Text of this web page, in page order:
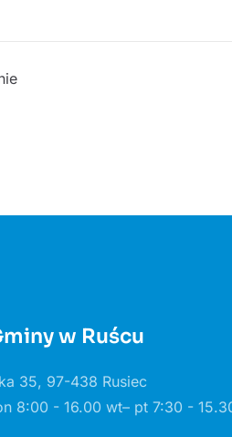
w Ruścu
35, 97-438 Rusiec
8:00 - 16.00 wt– pt 7:30 -